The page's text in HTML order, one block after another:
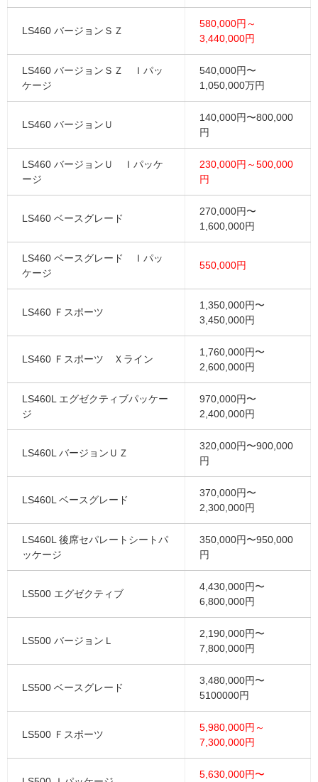
LS460 バージョンＳＺ
580,000円～
3,440,000円
LS460 バージョンＳＺ Ｉパッ
ケージ
540,000円〜
1,050,000万円
LS460 バージョンＵ
140,000円〜800,000
円
LS460 バージョンＵ Ｉパッケ
ージ
230,000円～500,000
円
LS460 ベースグレード
270,000円〜
1,600,000円
LS460 ベースグレード Ｉパッ
ケージ
550,000円
LS460 Ｆスポーツ
1,350,000円〜
3,450,000円
LS460 Ｆスポーツ Ｘライン
1,760,000円〜
2,600,000円
LS460L エグゼクティブパッケー
ジ
970,000円〜
2,400,000円
LS460L バージョンＵＺ
320,000円〜900,000
円
LS460L ベースグレード
370,000円〜
2,300,000円
LS460L 後席セパレートシートパ
ッケージ
350,000円〜950,000
円
LS500 エグゼクティブ
4,430,000円〜
6,800,000円
LS500 バージョンＬ
2,190,000円〜
7,800,000円
LS500 ベースグレード
3,480,000円〜
5100000円
LS500 Ｆスポーツ
5,980,000円～
7,300,000円
5,630,000円〜